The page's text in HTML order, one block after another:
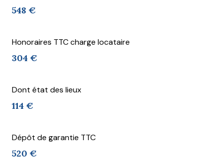
548 €
Honoraires TTC charge locataire
304 €
Dont état des lieux
114 €
Dépôt de garantie TTC
520 €